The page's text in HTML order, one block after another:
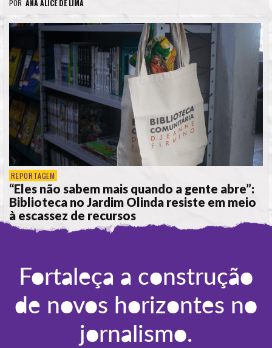
POR ANA ALICE DE LIMA
REPORTAGEM
“Eles não sabem mais quando a gente abre”:
Biblioteca no Jardim Olinda resiste em meio
à escassez de recursos
Fortaleça a construção
de novos horizontes no
jornalismo.